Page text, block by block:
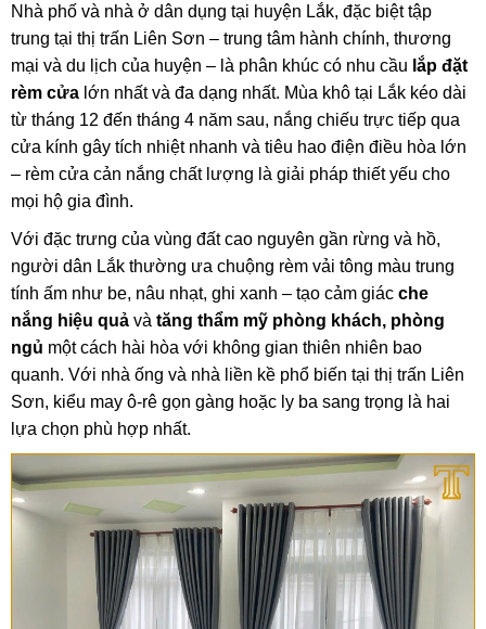
Nhà phố và nhà ở dân dụng tại huyện Lắk, đặc biệt tập
trung tại thị trấn Liên Sơn – trung tâm hành chính, thương
mại và du lịch của huyện – là phân khúc có nhu cầu lắp đặt
rèm cửa lớn nhất và đa dạng nhất. Mùa khô tại Lắk kéo dài
từ tháng 12 đến tháng 4 năm sau, nắng chiếu trực tiếp qua
cửa kính gây tích nhiệt nhanh và tiêu hao điện điều hòa lớn
– rèm cửa cản nắng chất lượng là giải pháp thiết yếu cho
mọi hộ gia đình.
Với đặc trưng của vùng đất cao nguyên gần rừng và hồ,
người dân Lắk thường ưa chuộng rèm vải tông màu trung
tính ấm như be, nâu nhạt, ghi xanh – tạo cảm giác che
nắng hiệu quả và tăng thẩm mỹ phòng khách, phòng
ngủ một cách hài hòa với không gian thiên nhiên bao
quanh. Với nhà ống và nhà liền kề phổ biến tại thị trấn Liên
Sơn, kiểu may ô-rê gọn gàng hoặc ly ba sang trọng là hai
lựa chọn phù hợp nhất.